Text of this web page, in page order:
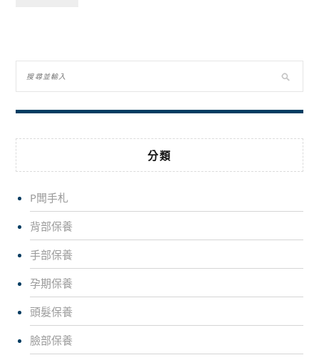
分類
P闆手札
背部保養
手部保養
孕期保養
頭髮保養
臉部保養